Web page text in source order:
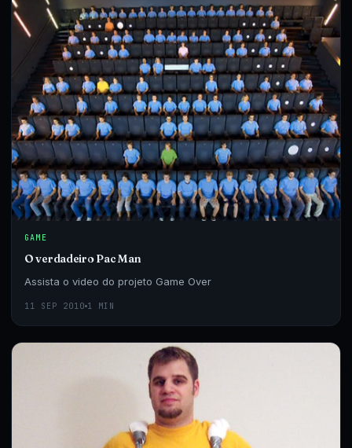
GAME
O verdadeiro Pac Man
Assista o video do projeto Game Over
11 SEP 2010 1 MIN